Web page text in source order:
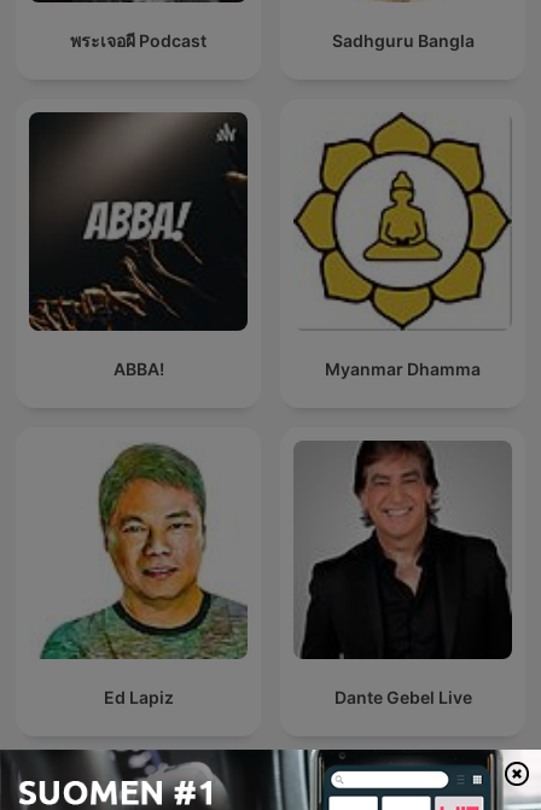
พระเจอผี Podcast Sadhguru Bangla
ABBA! Myanmar Dhamma
Ed Lapiz Dante Gebel Live